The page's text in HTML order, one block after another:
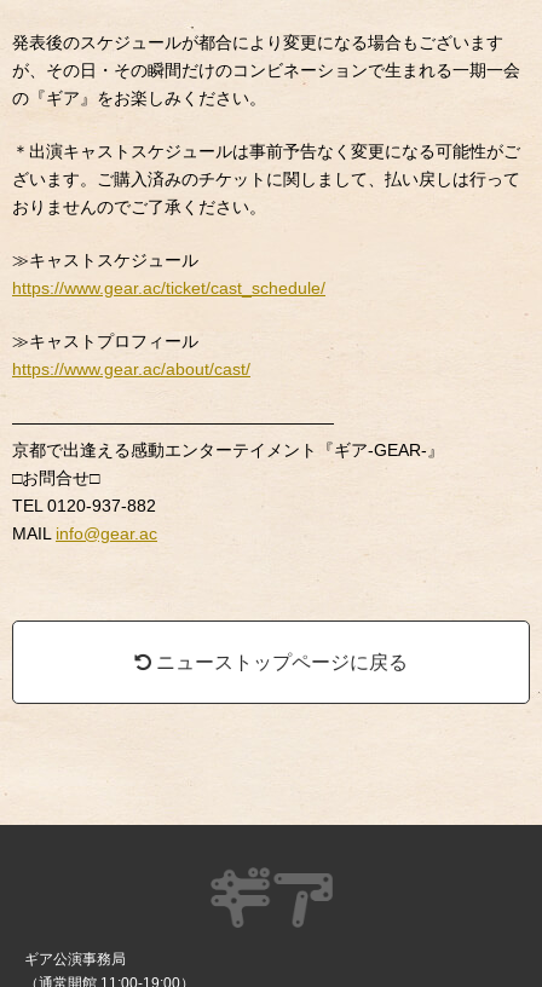
発表後のスケジュールが都合により変更になる場合もございます
が、その日・その瞬間だけのコンビネーションで生まれる一期一会
の『ギア』をお楽しみください。
＊出演キャストスケジュールは事前予告なく変更になる可能性がご
ざいます。ご購入済みのチケットに関しまして、払い戻しは行って
おりませんのでご了承ください。
≫キャストスケジュール
https://www.gear.ac/ticket/cast_schedule/
≫キャストプロフィール
https://www.gear.ac/about/cast/
———————————————————
京都で出逢える感動エンターテイメント『ギア-GEAR- 』
□お問合せ□
TEL 0120-937-882
MAIL info@gear.ac
ニューストップページに戻る
ギア公演事務局
（通常開館 11:00-19:00）